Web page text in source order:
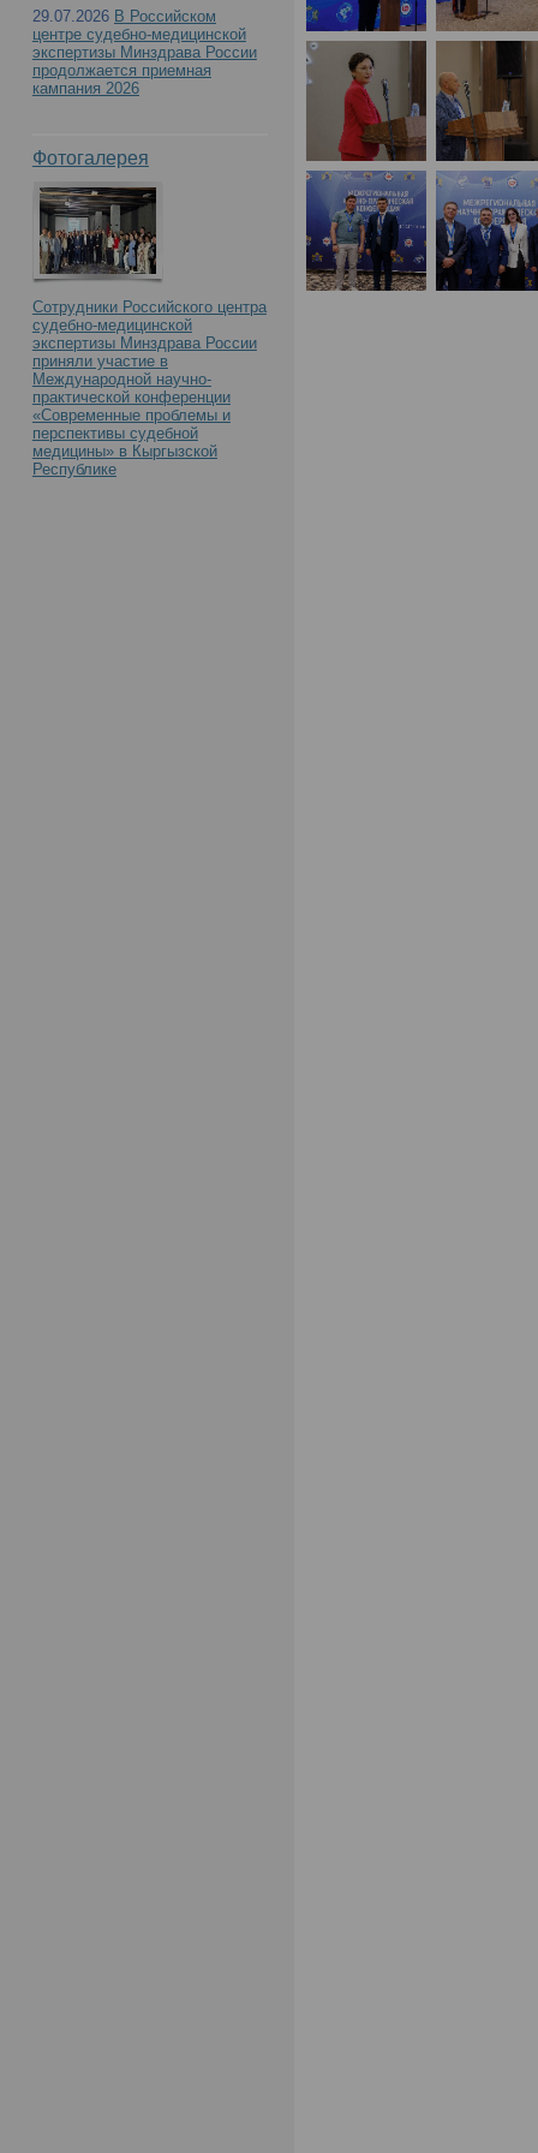
медицинской
Межрегиональной
конференции,
образования
29.07.2026 В Российском
центре судебно-медицинской
экспертизы Минздрава России
продолжается приемная
кампания 2026
Фотогалерея
Сотрудники Российского центра
судебно-медицинской
экспертизы Минздрава России
приняли участие в
Международной научно-
практической конференции
«Современные проблемы и
перспективы судебной
медицины» в Кыргызской
Республике